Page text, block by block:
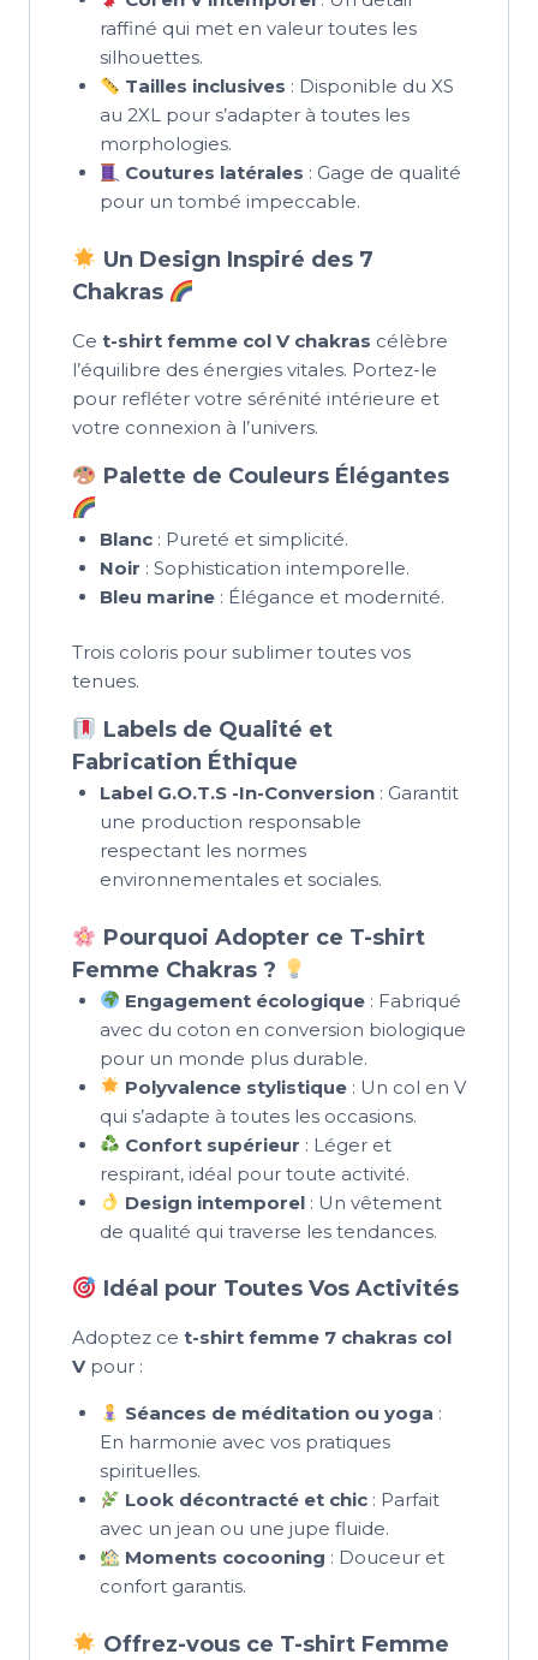
raffiné qui met en valeur toutes les
silhouettes.
Tailles inclusives : Disponible du XS
au 2XL pour s’adapter à toutes les
morphologies.
Coutures latérales : Gage de qualité
pour un tombé impeccable.
Un Design Inspiré des 7
Chakras
Ce t-shirt femme col V chakras célèbre
l’équilibre des énergies vitales. Portez-le
pour refléter votre sérénité intérieure et
votre connexion à l’univers.
Palette de Couleurs Élégantes
Blanc: Pureté et simplicité.
Noir : Sophistication intemporelle.
Bleu marine: Élégance et modernité.
Trois coloris pour sublimer toutes vos
tenues.
Labels de Qualité et
Fabrication Éthique
Label G.O.T.S -In-Conversion: Garantit
une production responsable
respectant les normes
environnementales et sociales.
Pourquoi Adopter ce T-shirt
Femme Chakras ?
Engagement écologique: Fabriqué
avec du coton en conversion biologique
pour un monde plus durable.
Polyvalence stylistique: Un col en V
qui s’adapte à toutes les occasions.
Confort supérieur : Léger et
respirant, idéal pour toute activité.
Design intemporel: Un vêtement
de qualité qui traverse les tendances.
Idéal pour Toutes Vos Activités
Adoptez ce t-shirt femme 7 chakras col
V pour :
Séances de méditation ou yoga :
En harmonie avec vos pratiques
spirituelles.
Look décontracté et chic: Parfait
avec un jean ou une jupe fluide.
Moments cocooning : Douceur et
confort garantis.
Offrez-vous ce T-shirt Femme